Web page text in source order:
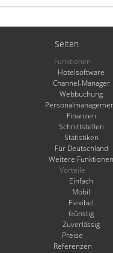
Seiten
Funktionen
Hotelsoftware
Channel-Manager
Webbuchung
Finanzen
Schnittstellen
Statistiken
Für Deutschland
Weitere Funktionen
Vorteile
Einfach
Mobil
Flexibel
Günstig
Zuverlässig
Preise
Referenzen